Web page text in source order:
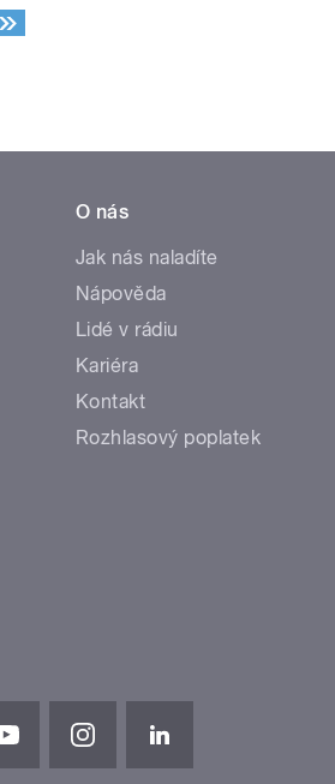
O nás
Jak nás naladíte
Nápověda
Lidé v rádiu
Kariéra
Kontakt
Rozhlasový poplatek